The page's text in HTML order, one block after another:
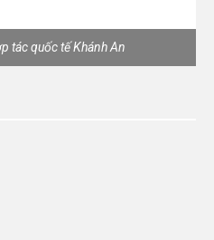
tác quốc tế Khánh An